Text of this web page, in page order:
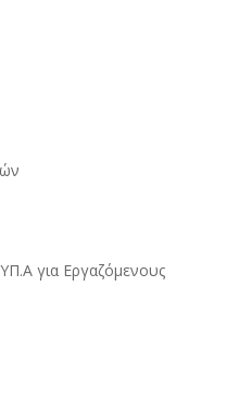
για Εργαζόμενους